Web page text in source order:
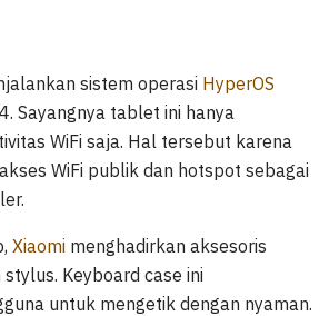
sistem operasi HyperOS
Sayangnya tablet ini hanya
WiFi saja. Hal tersebut karena
WiFi publik dan hotspot sebagai
Xiaomi menghadirkan aksesoris
Keyboard case ini
untuk mengetik dengan nyaman.